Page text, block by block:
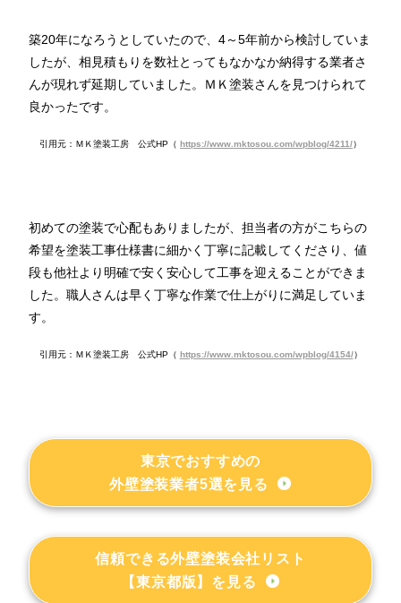
築20年になろうとしていたので、4～5年前から検討していま
したが、相見積もりを数社とってもなかなか納得する業者さ
んが現れず延期していました。ＭＫ塗装さんを見つけられて
良かったです。
引用元：ＭＫ塗装工房 公式HP（ https://www.mktosou.com/wpblog/4211/）
初めての塗装で心配もありましたが、担当者の方がこちらの
希望を塗装工事仕様書に細かく丁寧に記載してくださり、値
段も他社より明確で安く安心して工事を迎えることができま
した。職人さんは早く丁寧な作業で仕上がりに満足していま
す。
引用元：ＭＫ塗装工房 公式HP（ https://www.mktosou.com/wpblog/4154/）
東京でおすすめの
外壁塗装業者5選を見る
信頼できる外壁塗装会社リスト
【東京都版】を見る